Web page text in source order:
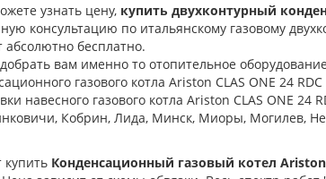
узнать цену, купить двухконтурный
консультацию по итальянскому газовому
абсолютно бесплатно.
вам именно то отопительное
газового котла Ariston CLAS ONE 24 RDC
навесного газового котла Ariston CLAS ONE 24
Кобрин, Лида, Минск, Миоры, Могилев,
купить Конденсационный газовый котел Ariston